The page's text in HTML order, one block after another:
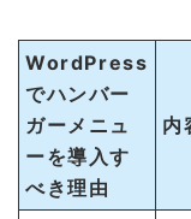
WordPress
でハンバー
ガーメニュ
ーを導入す
べき理由
内